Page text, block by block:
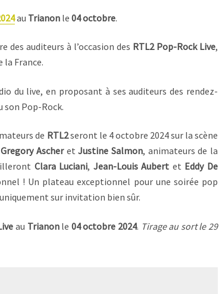
au Trianon le 04 octobre.
des auditeurs à l’occasion des RTL2 Pop-Rock Live,
France.
du live, en proposant à ses auditeurs des rendez-
son Pop-Rock.
de RTL2seront le 4 octobre 2024 sur la scène
Gregory AscheretJustine Salmon, animateurs de la
Clara Luciani, Jean-Louis Aubert et Eddy De
! Un plateau exceptionnel pour une soirée pop
sur invitation bien sûr.
au Trianonle 04 octobre 2024. Tirage au sort le 29